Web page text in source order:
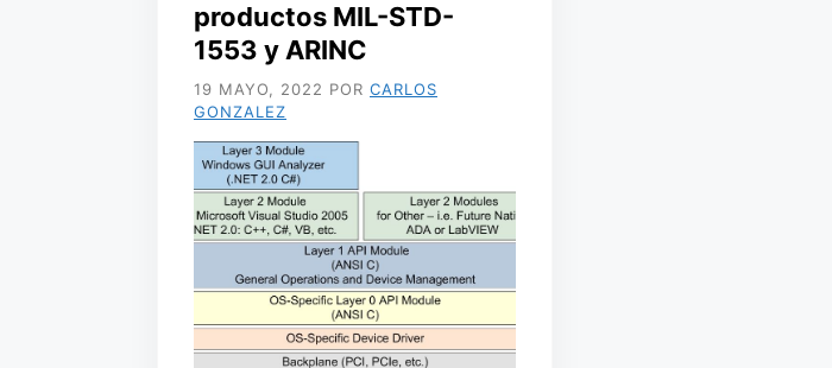
productos MIL-STD-
1553 y ARINC
19 MAYO, 2022 POR CARLOS
GONZALEZ